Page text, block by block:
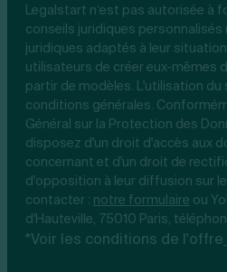
Legalstart n’est pas autorisée à
conseils juridiques personnalisés
juridiques adaptés à leur
utilisateurs de créer eux-mêmes
partir de modèles. L'utilisation
conditions générales.
Général sur la Protection des
disposez d'un droit d'accès aux
concernant et d'un droit de
d'opposition à leur diffusion sur
contacter : notre formulaire ou
d'Hauteville, 75010 Paris,
*Voir les conditions de l'offre